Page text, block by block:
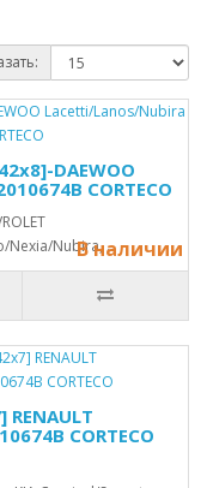
DAEWOO
CORTECO
Nexia/Nubira, ..В наличии
CORTECO